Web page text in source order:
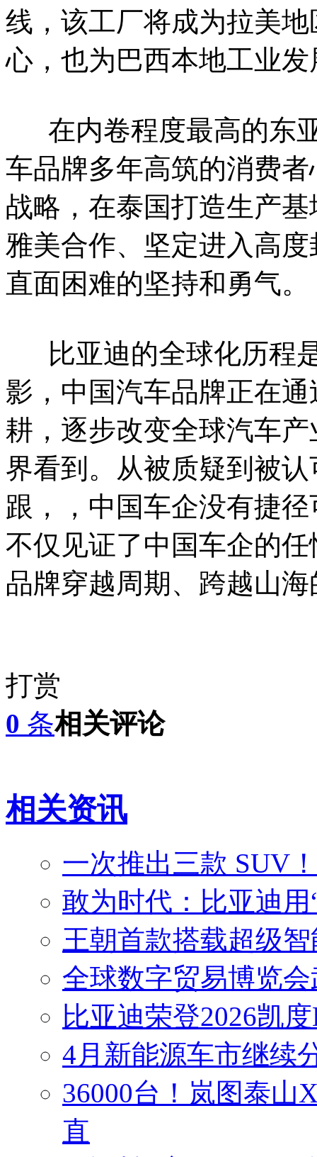
线，该工厂将成为拉美
心，也为巴西本地工业
在内卷程度最高的东
车品牌多年高筑的消费
战略，在泰国打造生产
雅美合作、坚定进入高
直面困难的坚持和勇气。
比亚迪的全球化历程
影，中国汽车品牌正在
耕，逐步改变全球汽车
界看到。从被质疑到被
跟，，中国车企没有捷
不仅见证了中国车企的
品牌穿越周期、跨越山
打赏
0 条相关评论
相关资讯
一次推出三款 SUV
敢为时代：比亚迪
王朝首款搭载超级
全球数字贸易博览
比亚迪荣登2026凯
4月新能源车市继续
36000台！岚图泰山
直